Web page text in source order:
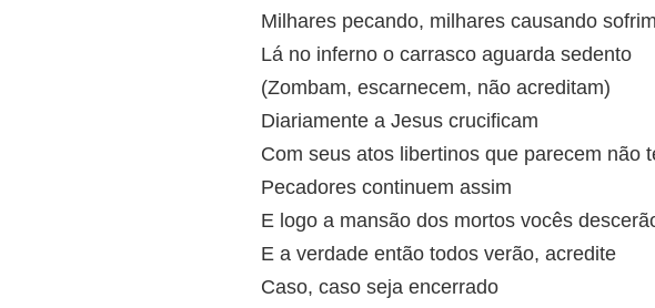
Milhares pecando, milhares causando
Lá no inferno o carrasco aguarda sedento
(Zombam, escarnecem, não acreditam)
Diariamente a Jesus crucificam
Com seus atos libertinos que parecem não
Pecadores continuem assim
E logo a mansão dos mortos vocês
E a verdade então todos verão, acredite
Caso, caso seja encerrado